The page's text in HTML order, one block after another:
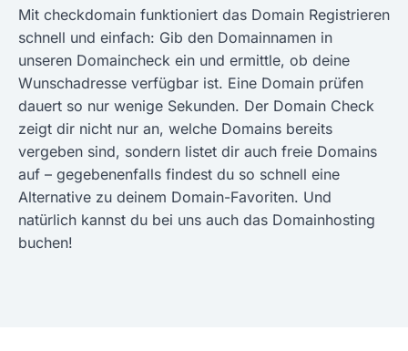
Mit checkdomain funktioniert das Domain Registrieren
schnell und einfach: Gib den Domainnamen in
unseren Domaincheck ein und ermittle, ob deine
Wunschadresse verfügbar ist. Eine Domain prüfen
dauert so nur wenige Sekunden. Der Domain Check
zeigt dir nicht nur an, welche Domains bereits
vergeben sind, sondern listet dir auch freie Domains
auf – gegebenenfalls findest du so schnell eine
Alternative zu deinem Domain-Favoriten. Und
natürlich kannst du bei uns auch das Domainhosting
buchen!